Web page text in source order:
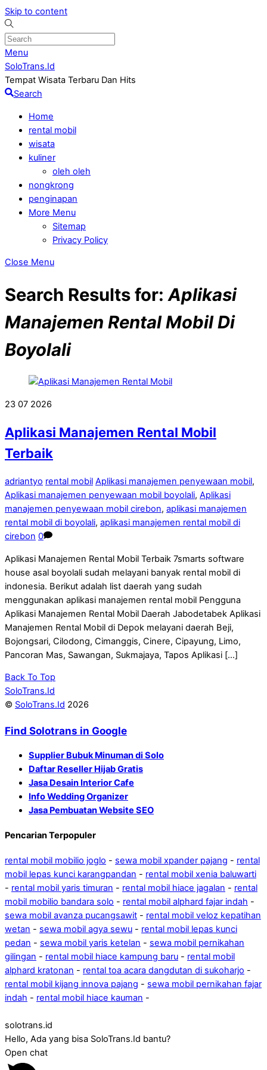
Skip to content
Menu
SoloTrans.Id
Tempat Wisata Terbaru Dan Hits
Search
Home
rental mobil
wisata
kuliner
oleh oleh
nongkrong
penginapan
More Menu
Sitemap
Privacy Policy
Close Menu
Search Results for: Aplikasi
Manajemen Rental Mobil Di
Boyolali
23 07 2026
Aplikasi Manajemen Rental Mobil
Terbaik
adriantyo rental mobil Aplikasi manajemen penyewaan mobil,
Aplikasi manajemen penyewaan mobil boyolali, Aplikasi
manajemen penyewaan mobil cirebon, aplikasi manajemen
rental mobil di boyolali, aplikasi manajemen rental mobil di
cirebon 0
Aplikasi Manajemen Rental Mobil Terbaik 7smarts software
house asal boyolali sudah melayani banyak rental mobil di
indonesia. Berikut adalah list daerah yang sudah
menggunakan aplikasi manajemen rental mobil Pengguna
Aplikasi Manajemen Rental Mobil Daerah Jabodetabek Aplikasi
Manajemen Rental Mobil di Depok melayani daerah Beji,
Bojongsari, Cilodong, Cimanggis, Cinere, Cipayung, Limo,
Pancoran Mas, Sawangan, Sukmajaya, Tapos Aplikasi […]
Back To Top
SoloTrans.Id
© SoloTrans.Id 2026
Find Solotrans in Google
Supplier Bubuk Minuman di Solo
Daftar Reseller Hijab Gratis
Jasa Desain Interior Cafe
Info Wedding Organizer
Jasa Pembuatan Website SEO
Pencarian Terpopuler
rental mobil mobilio joglo - sewa mobil xpander pajang - rental
mobil lepas kunci karangpandan - rental mobil xenia baluwarti
- rental mobil yaris timuran - rental mobil hiace jagalan - rental
mobil mobilio bandara solo - rental mobil alphard fajar indah -
sewa mobil avanza pucangsawit - rental mobil veloz kepatihan
wetan - sewa mobil agya sewu - rental mobil lepas kunci
pedan - sewa mobil yaris ketelan - sewa mobil pernikahan
gilingan - rental mobil hiace kampung baru - rental mobil
alphard kratonan - rental toa acara dangdutan di sukoharjo -
rental mobil kijang innova pajang - sewa mobil pernikahan fajar
indah - rental mobil hiace kauman -
solotrans.id
Hello, Ada yang bisa SoloTrans.Id bantu?
Open chat